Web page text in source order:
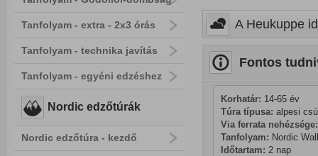
Tanfolyam - extra - 2x3 órás
Tanfolyam - technika javítás
Tanfolyam - egyéni edzéshez
Nordic edzőtúrák
Nordic edzőtúra - kezdő
A Heukuppe
Fontos
Korhatár: 14-65 év
Túra típusa: alpesi
Via ferrata nehézsége:
Tanfolyam: Nordic
Időtartam: 2 nap